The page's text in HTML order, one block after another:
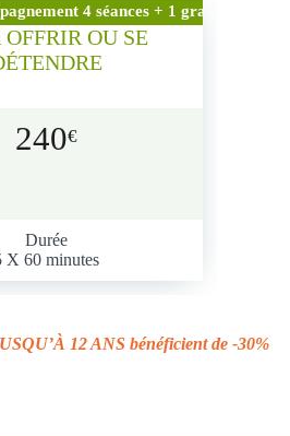
4 séances + 1 gratuite
OFFRIR OU SE
240€
Durée
X 60 minutes
12 ANS bénéficient de -30%